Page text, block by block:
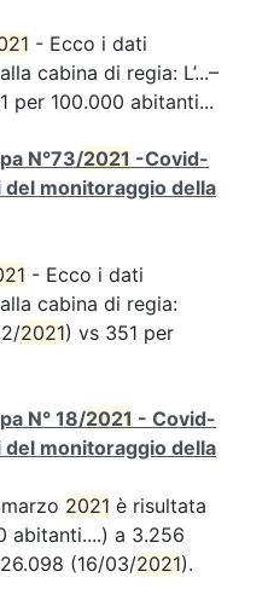
- Ecco i dati
cabina di regia: L’...–
per 100.000 abitanti...
N°73/2021 -Covid-
del monitoraggio della
- Ecco i dati
cabina di regia:
2021) vs 351 per
N° 18/2021 - Covid-
del monitoraggio della
2021 è risultata
abitanti....) a 3.256
(16/03/2021).